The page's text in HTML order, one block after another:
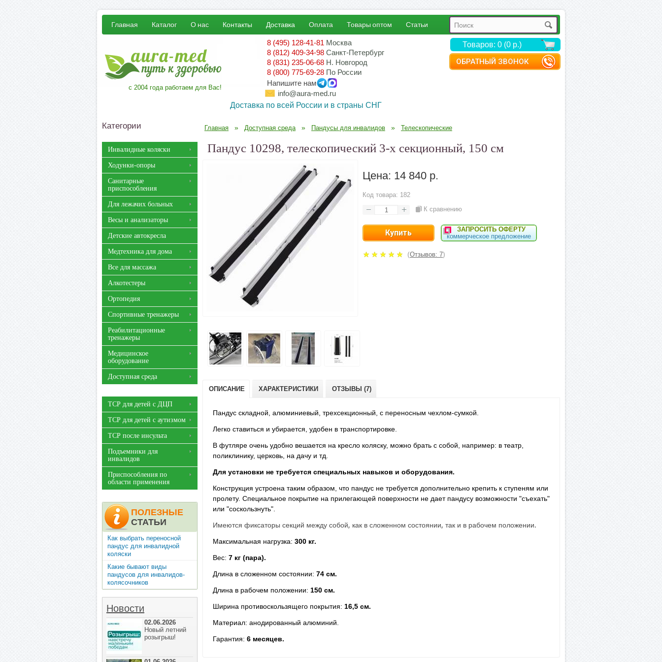
ОБРАТНЫЙ ЗВОНОК
Главная Каталог О нас Контакты Доставка Оплата Товары оптом Статьи
с 2004 года работаем для Вас!
8 (495) 128-41-81 Москва
8 (812) 409-34-98 Санкт-Петербург
8 (831) 235-06-68 Н. Новгород
8 (800) 775-69-28 По России
Напишите нам
info@aura-med.ru
Доставка по всей России и в страны СНГ
Товаров: 0 (0 р.)
Категории
Инвалидные коляски
Ходунки-опоры
Санитарные
приспособления
Для лежачих больных
Весы и анализаторы
Детские автокресла
Медтехника для дома
Все для массажа
Алкотестеры
Ортопедия
Спортивные тренажеры
Реабилитационные
тренажеры
Медицинское
оборудование
Доступная среда
ТСР для детей с ДЦП
ТСР для детей с аутизмом
ТСР после инсульта
Подъемники для
инвалидов
Приспособления по
области применения
ПОЛЕЗНЫЕ
СТАТЬИ
Как выбрать переносной
пандус для инвалидной
коляски
Какие бывают виды
пандусов для инвалидов-
колясочников
Новости
02.06.2026
Новый летний
розыгрыш!
Главная » Доступная среда » Пандусы для инвалидов » Телескопические
Пандус 10298, телескопический 3-х секционный, 150 см
Цена: 14 840 р.
Код товара: 182
К сравнению
ЗАПРОСИТЬ ОФЕРТУ
коммерческое предложение
(Отзывов: 7)
ОПИСАНИЕ ХАРАКТЕРИСТИКИ ОТЗЫВЫ (7)
Пандус складной, алюминиевый, трехсекционный, с переносным чехлом-сумкой.
Легко ставиться и убирается, удобен в транспортировке.
В футляре очень удобно вешается на кресло коляску, можно брать с собой, например: в театр,
поликлинику, церковь, на дачу и тд.
Для установки не требуется специальных навыков и оборудования.
Конструкция устроена таким образом, что пандус не требуется дополнительно крепить к ступеням или
пролету. Специальное покрытие на прилегающей поверхности не дает пандусу возможности "съехать"
или "соскользнуть".
Имеются фиксаторы секций между собой, как в сложенном состоянии, так и в рабочем положении.
Максимальная нагрузка: 300 кг.
Вес: 7 кг (пара).
Длина в сложенном состоянии: 74 см.
Длина в рабочем положении: 150 см.
Ширина противоскользящего покрытия: 16,5 см.
Материал: анодированный алюминий.
Гарантия: 6 месяцев.